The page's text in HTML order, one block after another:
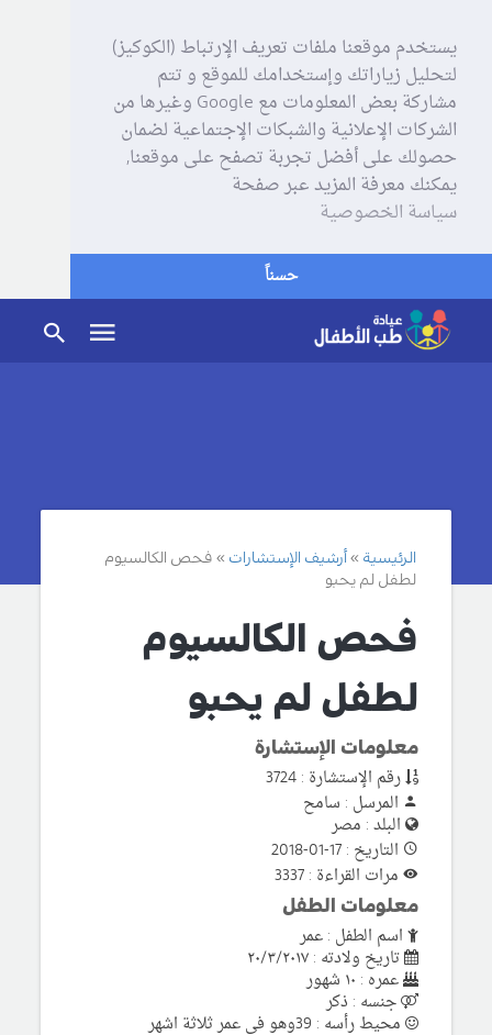
يستخدم موقعنا ملفات تعريف الإرتباط (الكوكيز)
لتحليل زياراتك وإستخدامك للموقع و تتم
مشاركة بعض المعلومات مع Google وغيرها من
الشركات الإعلانية والشبكات الإجتماعية لضمان
حصولك على أفضل تجربة تصفح على موقعنا,
يمكنك معرفة المزيد عبر صفحة
سياسة الخصوصية
حسناً
الرئيسية أرشيف الإستشارات
فحص الكالسيوم
لطفل لم يحبو
فحص الكالسيوم
لطفل لم يحبو
معلومات الإستشارة
رقم الإستشارة : 3724
المرسل : سامح
البلد : مصر
التاريخ : 17-01-2018
مرات القراءة : 3337
معلومات الطفل
اسم الطفل : عمر
تاريخ ولادته : ٢٠/٣/٢٠١٧
عمره : ١٠ شهور
جنسه : ذكر
محيط رأسه : 39وهو فى عمر ثلاثة اشهر